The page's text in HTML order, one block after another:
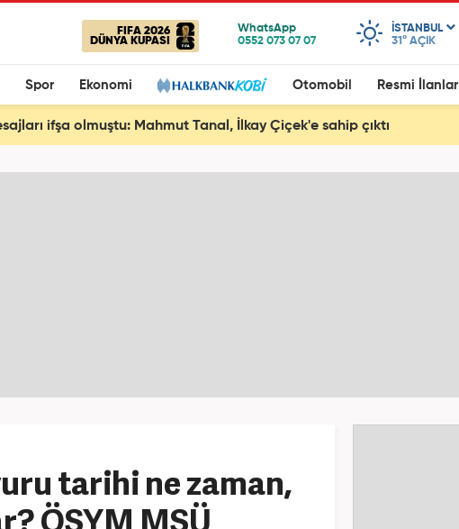
FIFA 2026
DÜNYA KUPASI
ISTANBUL
31° AÇIK
Spor Ekonomi Otomobil Resmi İlanlar
ifşa olmuştu: Mahmut Tanal, İlkay Çiçek'e sahip çıktı
tarihi ne zaman,
ÖSYM MSÜ